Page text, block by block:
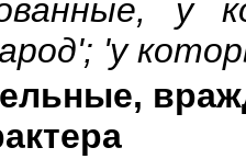
'у